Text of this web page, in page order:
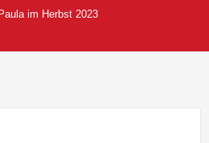
Paula im Herbst 2023